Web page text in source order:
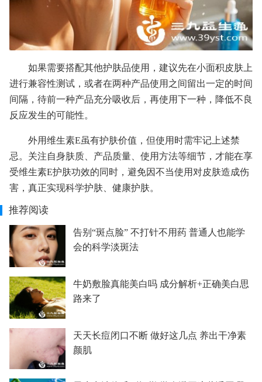
如果需要搭配其他护肤品使用，建议先在小面积皮肤上
进行兼容性测试，或者在两种产品使用之间留出一定的时间
间隔，待前一种产品充分吸收后，再使用下一种，降低不良
反应发生的可能性。
外用维生素E虽有护肤价值，但使用时需牢记上述禁
忌。关注自身肤质、产品质量、使用方法等细节，才能在享
受维生素E护肤功效的同时，避免因不当使用对皮肤造成伤
害，真正实现科学护肤、健康护肤。
推荐阅读
告别“斑点脸” 不打针不用药 普通人也能学
会的科学淡斑法
牛奶敷脸真能美白吗 成分解析+正确美白思
路来了
天天长痘闭口不断 做好这几点 养出干净素
颜肌